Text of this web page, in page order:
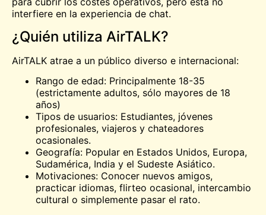
interfiere en la experiencia de chat.
¿Quién utiliza AirTALK?
AirTALK atrae a un público diverso e internacional:
Rango de edad: Principalmente 18-35
(estrictamente adultos, sólo mayores de 18
años)
Tipos de usuarios: Estudiantes, jóvenes
profesionales, viajeros y chateadores
ocasionales.
Geografía: Popular en Estados Unidos, Europa,
Sudamérica, India y el Sudeste Asiático.
Motivaciones: Conocer nuevos amigos,
practicar idiomas, flirteo ocasional, intercambio
cultural o simplemente pasar el rato.